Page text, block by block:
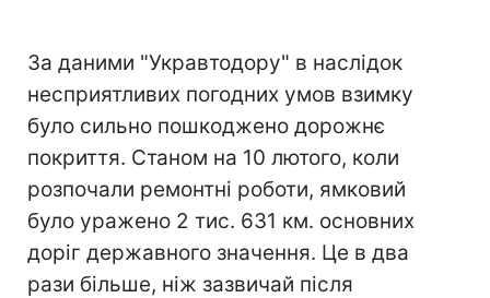
За даними "Укравтодору" в наслідок
несприятливих погодних умов взимку
було сильно пошкоджено дорожнє
покриття. Станом на 10 лютого, коли
розпочали ремонтні роботи, ямковий
було уражено 2 тис. 631 км. основних
доріг державного значення. Це в два
рази більше, ніж зазвичай після